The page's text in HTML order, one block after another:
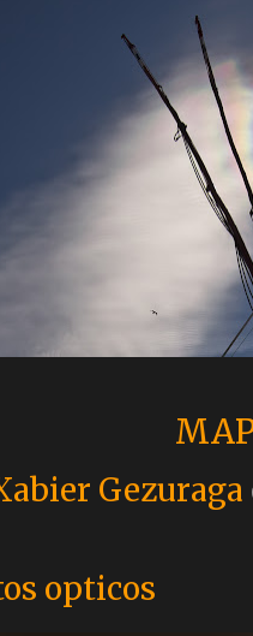
Gezuraga
opticos